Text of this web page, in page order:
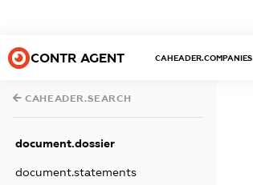
CONTR AGENT CAHEADER.COMPANIES
CAHEADER.SEARCH
document.dossier
document.statements